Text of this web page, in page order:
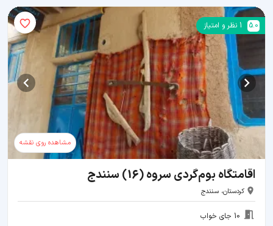
5.0
1 نظر و امتیاز
مشاهده روی نقشه
اقامتگاه بوم‌گردی سروه (16) سنندج
کردستان، سنندج
10 جای خواب